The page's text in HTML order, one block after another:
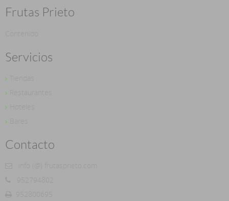
Frutas Prieto
Servicios
Contacto